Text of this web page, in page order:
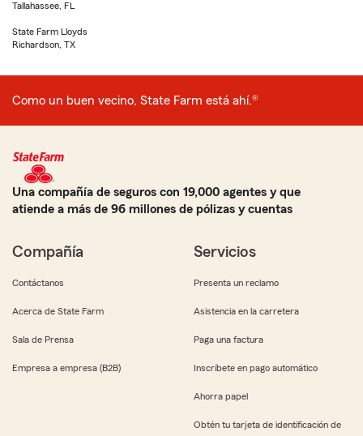
Tallahassee, FL
State Farm Lloyds
Richardson, TX
Como un buen vecino, State Farm está ahí.®
Una compañía de seguros con 19,000 agentes y que
atiende a más de 96 millones de pólizas y cuentas
Compañía
Contáctanos
Acerca de State Farm
Sala de Prensa
Empresa a empresa (B2B)
Servicios
Presenta un reclamo
Asistencia en la carretera
Paga una factura
Inscríbete en pago automático
Ahorra papel
Obtén tu tarjeta de identificación de